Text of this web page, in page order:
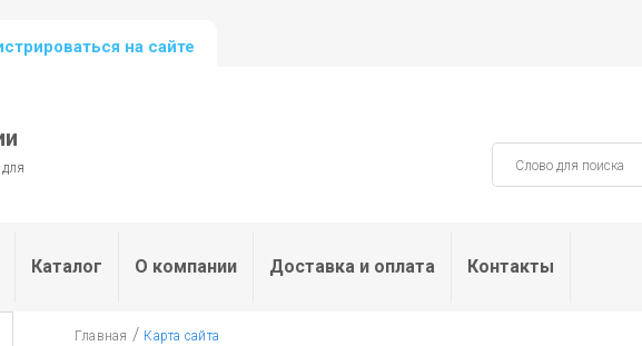
на сайте
Каталог О компании Доставка и оплата Контакты
Главная / Карта сайта